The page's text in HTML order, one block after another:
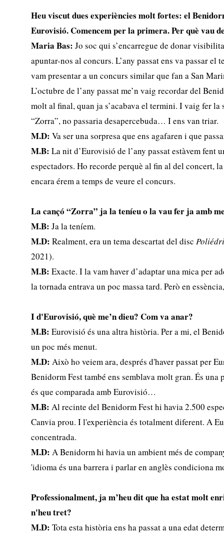
Heu viscut dues experiències molt fortes: el
Eurovisió. Comencem per la primera. Per què vau
Maria Bas:Jo soc qui s’encarregue de donar
apuntar-nos al concurs. L’any passat ens va passar
vam presentar a un concurs similar que fan a San
L’octubre de l’any passat me’n vaig recordar del
molt al final, quan ja s’acabava el termini. I vaig fer la
“Zorra”, no passaria desapercebuda… I ens van triar.
M.D: Va ser una sorpresa que ens agafaren i que
M.B: La nit d’Eurovisió de l’any passat estàvem fent
espectadors. Ho recorde perquè al fin al del concert,
encara érem a temps de veure el concurs.
La cançó “Zorra” ja la teníeu o la vau fer ja amb
M.B: Ja la teníem.
M.D:Realment, era un tema descartat del disc
2021).
M.B: Exacte. I la vam haver d’adaptar una mica per
la tornada entrava un poc massa tard. Però en
I d'Eurovisió, què me’n dieu? Com va anar?
M.B: Eurovisió és una altra història. Per a mi, el
un poc més menut.
M.D: Això ho veiem ara, després d'haver passat per
Benidorm Fest també ens semblava molt gran. És
és que comparada amb Eurovisió…
M.B: Al recinte del Benidorm Fest hi havia 2.500
Canvia prou. I l'experiència és totalment diferent. A
concentrada.
M.D: A Benidorm hi havia un ambient més de
'idioma és una barrera i parlar en anglès condiciona
Professionalment, ja m’heu dit que ha estat molt
n'heu tret?
M.D: Tota esta història ens ha passat a una edat